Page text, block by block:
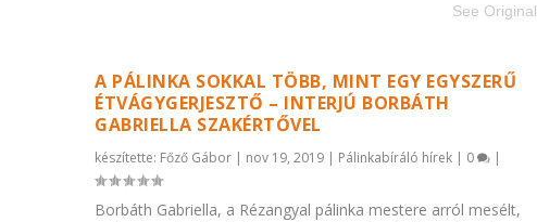
See Original
A PÁLINKA SOKKAL TÖBB, MINT EGY EGYSZERŰ
ÉTVÁGYGERJESZTŐ – INTERJÚ BORBÁTH
GABRIELLA SZAKÉRTŐVEL
készítette: Főző Gábor | nov 19, 2019 | Pálinkabíráló hírek | 0 |
Borbáth Gabriella, a Rézangyal pálinka mestere arról mesélt,